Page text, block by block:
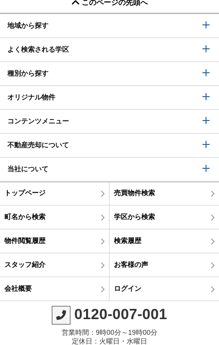
このページの先頭へ
地域から探す
よく検索される学区
種別から探す
オリジナル物件
コンテンツメニュー
不動産売却について
当社について
トップページ 売買物件検索
町名から検索 学区から検索
物件閲覧履歴 検索履歴
スタッフ紹介 お客様の声
会社概要 ログイン
0120-007-001
営業時間：9時00分～19時00分
定休日：火曜日・水曜日